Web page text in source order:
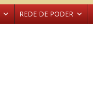
REDE DE PODER